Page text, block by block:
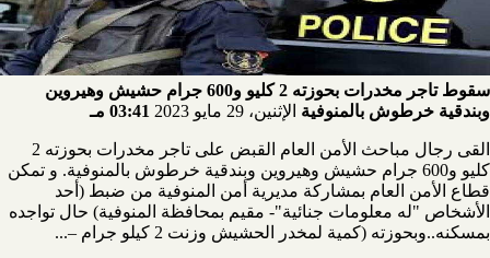
سقوط تاجر مخدرات بحوزته 2 كليو و600 جرام حشيش وهيروين
وبندقية خرطوش بالمنوفية الإثنين، 29 مايو 2023 03:41 مـ
القى رجال مباحث الأمن العام القبض على تاجر مخدرات بحوزته 2
كليو و600 جرام حشيش وهيروين وبندقية خرطوش بالمنوفية. و تمكن
قطاع الأمن العام بمشاركة مديرية أمن المنوفية من ضبط (أحد
الأشخاص "له معلومات جنائية"- مقيم بمحافظة المنوفية) حال تواجده
بمسكنه..وبحوزته (كمية لمخدر الحشيش وزنت 2 كيلو جرام –...